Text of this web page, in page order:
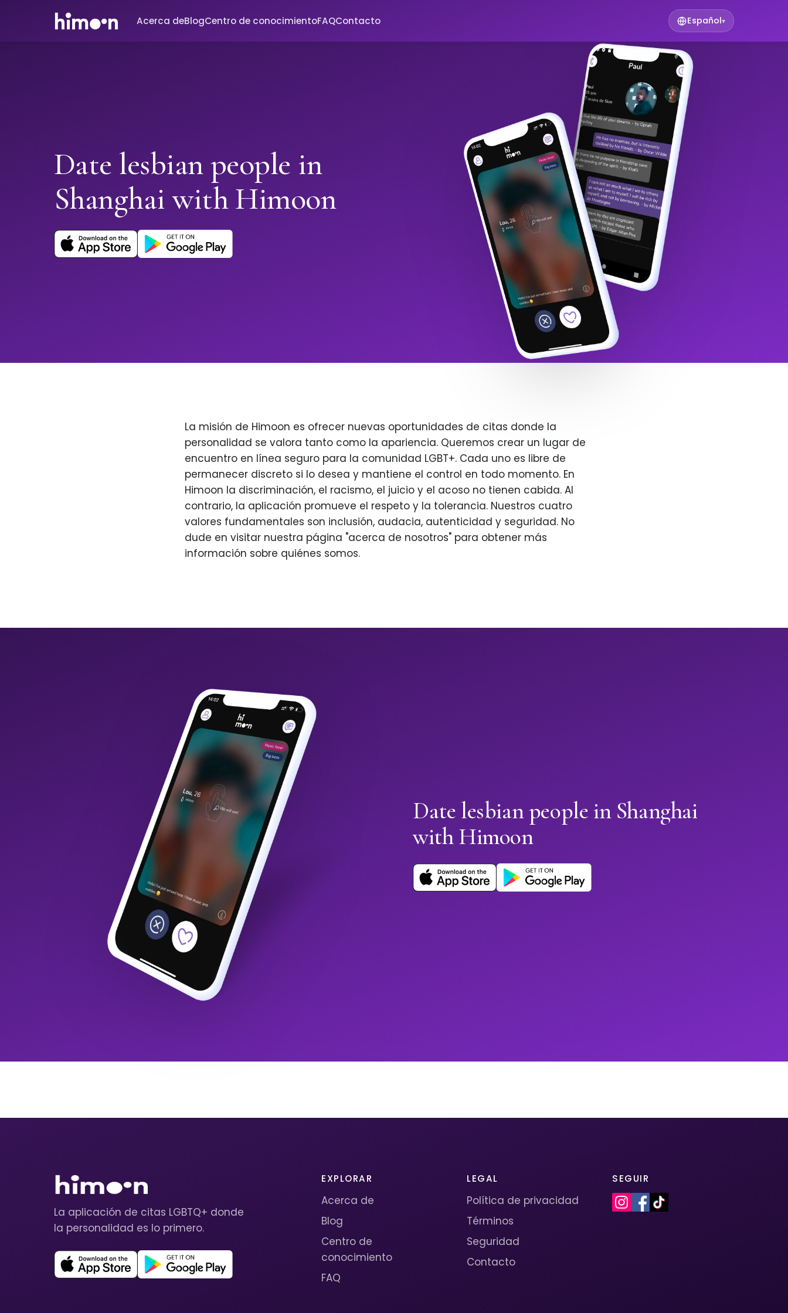
Acerca deBlogCentro de conocimientoFAQContacto Español▾
Date lesbian people in
Shanghai with Himoon
La misión de Himoon es ofrecer nuevas oportunidades de citas donde la
personalidad se valora tanto como la apariencia. Queremos crear un lugar de
encuentro en línea seguro para la comunidad LGBT+. Cada uno es libre de
permanecer discreto si lo desea y mantiene el control en todo momento. En
Himoon la discriminación, el racismo, el juicio y el acoso no tienen cabida. Al
contrario, la aplicación promueve el respeto y la tolerancia. Nuestros cuatro
valores fundamentales son inclusión, audacia, autenticidad y seguridad. No
dude en visitar nuestra página "acerca de nosotros" para obtener más
información sobre quiénes somos.
Date lesbian people in Shanghai
with Himoon
La aplicación de citas LGBTQ+ donde
la personalidad es lo primero.
EXPLORAR
Acerca de
Blog
Centro de
conocimiento
FAQ
LEGAL
Política de privacidad
Términos
Seguridad
Contacto
SEGUIR